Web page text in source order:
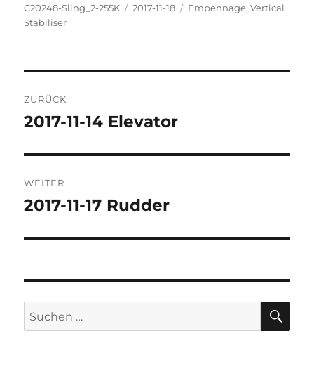
Autor
C20248-Sling_2-255K
Veröffentlicht
2017-11-18 Kategorien
Empennage,Vertical
Stabiliser
ZURÜCK
Vorheriger
2017-11-14 Elevator
WEITER
Nächster
2017-11-17 Rudder
Suchen
nach: